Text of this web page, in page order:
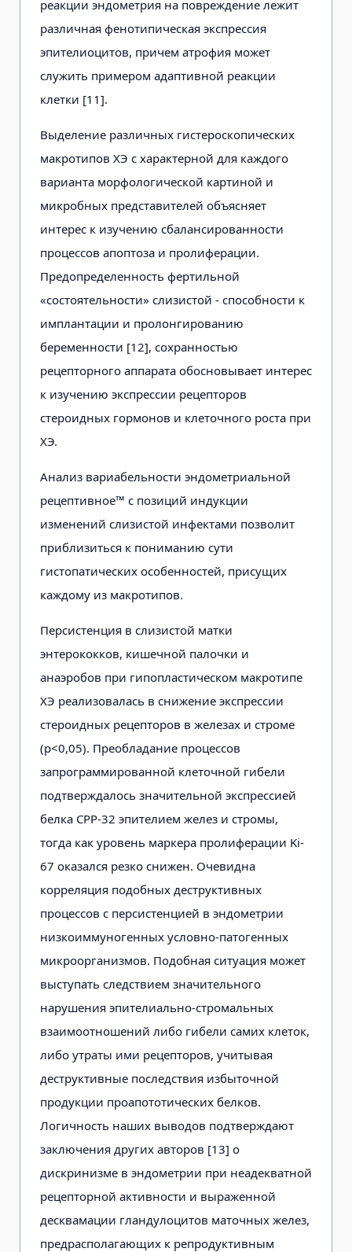
реакции эндометрия на повреждение лежит
различная фенотипическая экспрессия
эпителиоцитов, причем атрофия может
служить примером адаптивной реакции
клетки [11].
Выделение различных гистероскопических
макротипов ХЭ с характерной для каждого
варианта морфологической картиной и
микробных представителей объясняет
интерес к изучению сбалансированности
процессов апоптоза и пролиферации.
Предопределенность фертильной
«состоятельности» слизистой - способности к
имплантации и пролонгированию
беременности [12], сохранностью
рецепторного аппарата обосновывает интерес
к изучению экспрессии рецепторов
стероидных гормонов и клеточного роста при
ХЭ.
Анализ вариабельности эндометриальной
рецептивное™ с позиций индукции
изменений слизистой инфектами позволит
приблизиться к пониманию сути
гистопатических особенностей, присущих
каждому из макротипов.
Персистенция в слизистой матки
энтерококков, кишечной палочки и
анаэробов при гипопластическом макротипе
ХЭ реализовалась в снижение экспрессии
стероидных рецепторов в железах и строме
(р<0,05). Преобладание процессов
запрограммированной клеточной гибели
подтверждалось значительной экспрессией
белка СРР-32 эпителием желез и стромы,
тогда как уровень маркера пролиферации Ki-
67 оказался резко снижен. Очевидна
корреляция подобных деструктивных
процессов с персистенцией в эндометрии
низкоиммуногенных условно-патогенных
микроорганизмов. Подобная ситуация может
выступать следствием значительного
нарушения эпителиально-стромальных
взаимоотношений либо гибели самих клеток,
либо утраты ими рецепторов, учитывая
деструктивные последствия избыточной
продукции проапототических белков.
Логичность наших выводов подтверждают
заключения других авторов [13] о
дискринизме в эндометрии при неадекватной
рецепторной активности и выраженной
десквамации гландулоцитов маточных желез,
предрасполагающих к репродуктивным